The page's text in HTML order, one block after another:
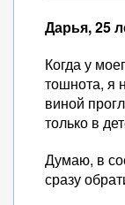
Дарья, 25
Когда у
тошнота, я
виной
только в
Думаю, в
сразу